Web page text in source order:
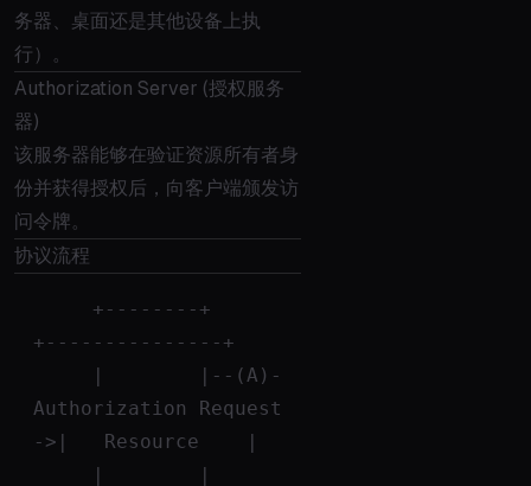
务器、桌面还是其他设备上执
行）。
Authorization Server (授权服务
器)
该服务器能够在验证资源所有者身
份并获得授权后，向客户端颁发访
问令牌。
协议流程
+---------------+
Authorization Request
->|   Resource    |